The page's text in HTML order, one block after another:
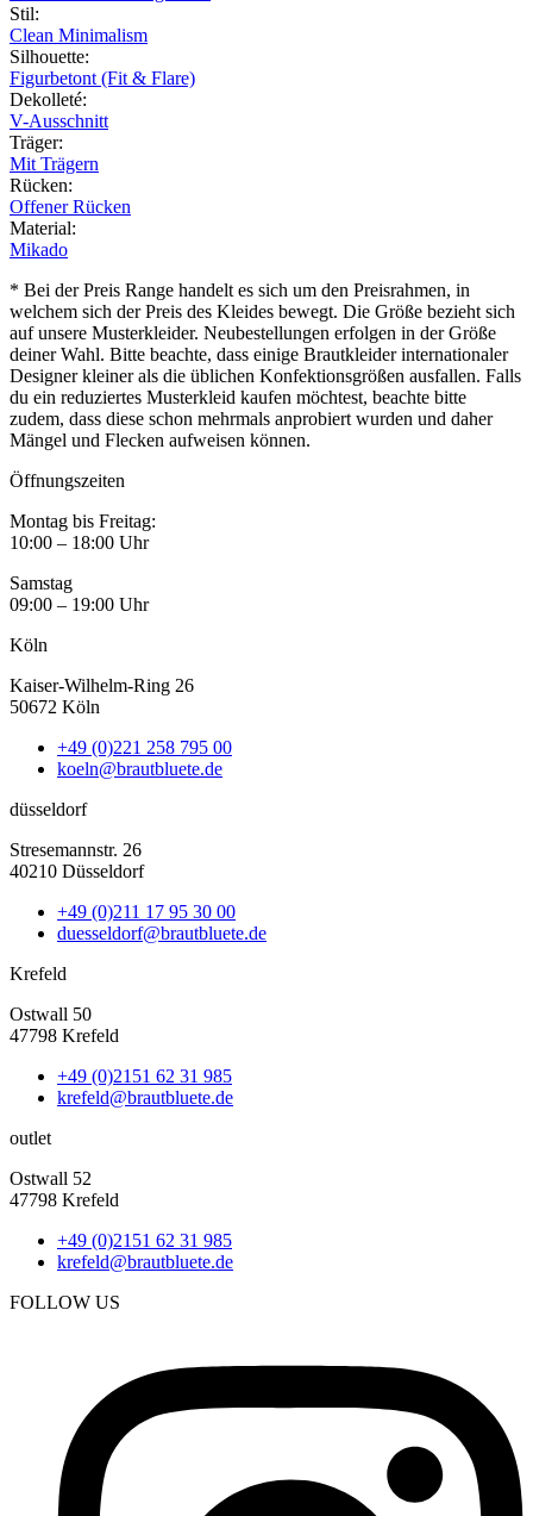
Stil:
Clean Minimalism
Silhouette:
Figurbetont (Fit & Flare)
Dekolleté:
V-Ausschnitt
Träger:
Mit Trägern
Rücken:
Offener Rücken
Material:
Mikado
* Bei der Preis Range handelt es sich um den Preisrahmen, in
welchem sich der Preis des Kleides bewegt. Die Größe bezieht sich
auf unsere Musterkleider. Neubestellungen erfolgen in der Größe
deiner Wahl. Bitte beachte, dass einige Brautkleider internationaler
Designer kleiner als die üblichen Konfektionsgrößen ausfallen. Falls
du ein reduziertes Musterkleid kaufen möchtest, beachte bitte
zudem, dass diese schon mehrmals anprobiert wurden und daher
Mängel und Flecken aufweisen können.
Öffnungszeiten
Montag bis Freitag:
10:00 – 18:00 Uhr
Samstag
09:00 – 19:00 Uhr
Köln
Kaiser-Wilhelm-Ring 26
50672 Köln
+49 (0)221 258 795 00
koeln@brautbluete.de
düsseldorf
Stresemannstr. 26
40210 Düsseldorf
+49 (0)211 17 95 30 00
duesseldorf@brautbluete.de
Krefeld
Ostwall 50
47798 Krefeld
+49 (0)2151 62 31 985
krefeld@brautbluete.de
outlet
Ostwall 52
47798 Krefeld
+49 (0)2151 62 31 985
krefeld@brautbluete.de
FOLLOW US